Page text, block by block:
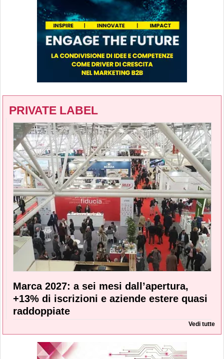
PRIVATE LABEL
Marca 2027: a sei mesi dall’apertura,
+13% di iscrizioni e aziende estere quasi
raddoppiate
Vedi tutte